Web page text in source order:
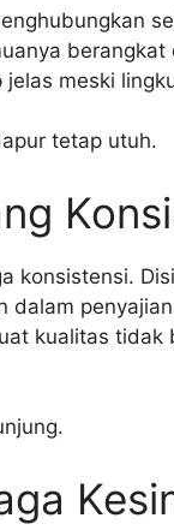
meski
tetap utuh.
konsistensi.
kualitas tidak